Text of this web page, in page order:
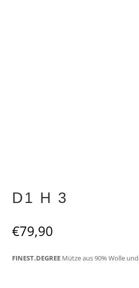
D1 H 3
€79,90
FINEST.DEGREE Mütze aus 90% Wolle